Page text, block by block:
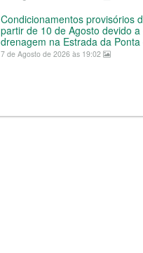
Condicionamentos provisórios
partir de 10 de Agosto devido
drenagem na Estrada da
7 de Agosto de 2026 às 19:02